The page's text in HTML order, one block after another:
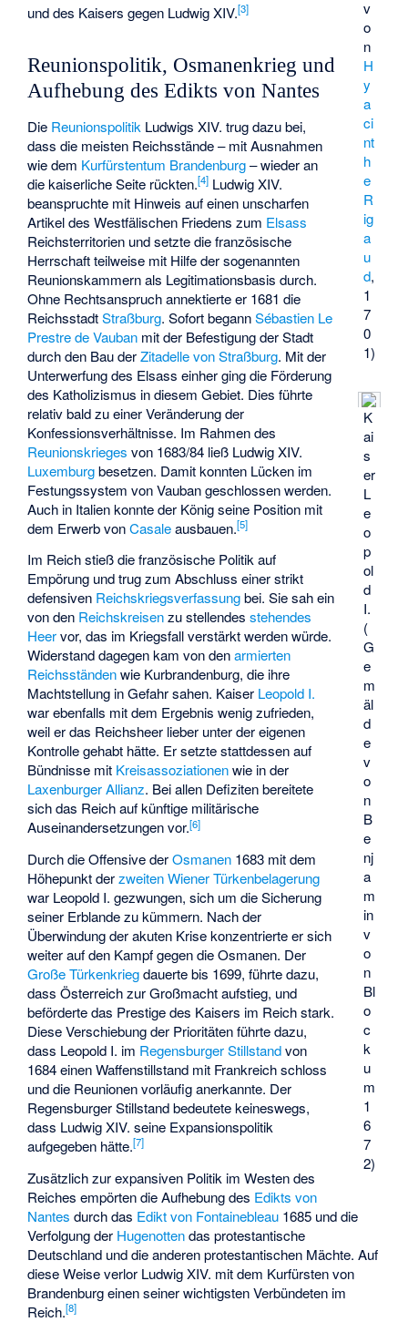
v
o
n
H
y
a
ci
nt
h
e
R
ig
a
u
d,
1
7
0
1)
und des Kaisers gegen Ludwig XIV.[3]
Reunionspolitik, Osmanenkrieg und
Aufhebung des Edikts von Nantes
K
ai
s
er
L
e
o
p
ol
d
I.
(
G
e
m
äl
d
e
v
o
n
B
e
nj
a
m
in
v
o
n
Bl
o
c
k
u
m
1
6
7
2)
Die Reunionspolitik Ludwigs XIV. trug dazu bei,
dass die meisten Reichsstände – mit Ausnahmen
wie dem Kurfürstentum Brandenburg– wieder an
die kaiserliche Seite rückten.[4] Ludwig XIV.
beanspruchte mit Hinweis auf einen unscharfen
Artikel des Westfälischen Friedens zum Elsass
Reichsterritorien und setzte die französische
Herrschaft teilweise mit Hilfe der sogenannten
Reunionskammernals Legitimationsbasis durch.
Ohne Rechtsanspruch annektierte er 1681 die
ReichsstadtStraßburg. Sofort begannSébastien Le
Prestre de Vauban mit der Befestigung der Stadt
durch den Bau derZitadelle von Straßburg. Mit der
Unterwerfung des Elsass einher ging die Förderung
des Katholizismus in diesem Gebiet. Dies führte
relativ bald zu einer Veränderung der
Konfessionsverhältnisse. Im Rahmen des
Reunionskrieges von 1683/84 ließ Ludwig XIV.
Luxemburgbesetzen. Damit konnten Lücken im
Festungssystem von Vauban geschlossen werden.
Auch in Italien konnte der König seine Position mit
dem Erwerb vonCasaleausbauen.[5]
Im Reich stieß die französische Politik auf
Empörung und trug zum Abschluss einer strikt
defensiven Reichskriegsverfassungbei. Sie sah ein
von den Reichskreisenzu stellendesstehendes
Heervor, das im Kriegsfall verstärkt werden würde.
Widerstand dagegen kam von denarmierten
Reichsständenwie Kurbrandenburg, die ihre
Machtstellung in Gefahr sahen. Kaiser Leopold I.
war ebenfalls mit dem Ergebnis wenig zufrieden,
weil er das Reichsheer lieber unter der eigenen
Kontrolle gehabt hätte. Er setzte stattdessen auf
Bündnisse mit Kreisassoziationenwie in der
Laxenburger Allianz. Bei allen Defiziten bereitete
sich das Reich auf künftige militärische
Auseinandersetzungen vor.[6]
Durch die Offensive derOsmanen 1683 mit dem
Höhepunkt derzweiten Wiener Türkenbelagerung
war Leopold I. gezwungen, sich um die Sicherung
seiner Erblande zu kümmern. Nach der
Überwindung der akuten Krise konzentrierte er sich
weiter auf den Kampf gegen die Osmanen. Der
Große Türkenkriegdauerte bis 1699, führte dazu,
dass Österreich zur Großmacht aufstieg, und
beförderte das Prestige des Kaisers im Reich stark.
Diese Verschiebung der Prioritäten führte dazu,
dass Leopold I. im Regensburger Stillstandvon
1684 einen Waffenstillstand mit Frankreich schloss
und die Reunionen vorläufig anerkannte. Der
Regensburger Stillstand bedeutete keineswegs,
dass Ludwig XIV. seine Expansionspolitik
aufgegeben hätte.[7]
Zusätzlich zur expansiven Politik im Westen des
Reiches empörten die Aufhebung des Edikts von
Nantes durch das Edikt von Fontainebleau 1685 und die
Verfolgung der Hugenottendas protestantische
Deutschland und die anderen protestantischen Mächte. Auf
diese Weise verlor Ludwig XIV. mit dem Kurfürsten von
Brandenburg einen seiner wichtigsten Verbündeten im
Reich.[8]